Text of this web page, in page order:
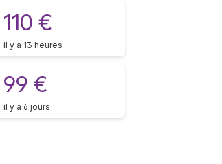
110 €
il y a 13 heures
99 €
il y a 6 jours